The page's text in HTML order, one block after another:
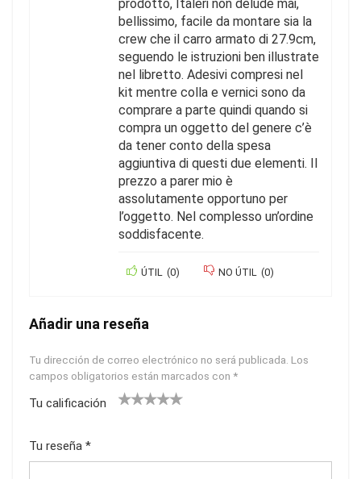
prodotto, Italeri non delude mai,
bellissimo, facile da montare sia la
crew che il carro armato di 27.9cm,
seguendo le istruzioni ben illustrate
nel libretto. Adesivi compresi nel
kit mentre colla e vernici sono da
comprare a parte quindi quando si
compra un oggetto del genere c’è
da tener conto della spesa
aggiuntiva di questi due elementi. Il
prezzo a parer mio è
assolutamente opportuno per
l’oggetto. Nel complesso un’ordine
soddisfacente.
ÚTIL (0) NO ÚTIL (0)
Añadir una reseña
Tu dirección de correo electrónico no será publicada. Los
campos obligatorios están marcados con *
Tu calificación
Tu reseña *